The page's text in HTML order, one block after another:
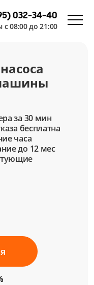
032-34-40
08:00 до 21:00
за 30 мин
бесплатна
часа
до 12 мес